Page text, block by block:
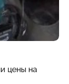
цены на